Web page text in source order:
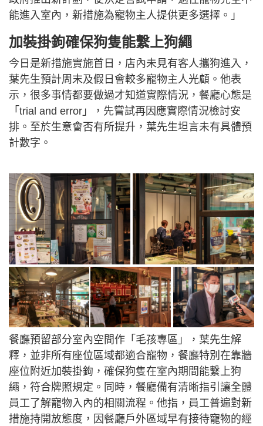
能進入室內，新措施為寵物主人提供更多選擇。」
加裝掛鉤確保狗隻能繫上狗繩
今日是新措施實施首日，店內未見有客人攜狗進入，
葉先生預計周末及假日會較多寵物主人光顧。他表
示，很多事情都要做過才知道實際情況，餐廳心態是
「trial and error」，先嘗試再因應實際情況檢討安
排。至於生意會否有所提升，葉先生坦言未有具體預
計數字。
餐廳預留部分室內空間作「毛孩專區」，葉先生解
釋，並非所有座位區域都適合寵物，餐廳特別在靠牆
座位附近加裝掛鉤，確保狗隻在室內期間能繫上狗
繩，符合牌照規定。同時，餐廳備有清晰指引讓全體
員工了解寵物入內的相關流程。他指，員工普遍對新
措施持開放態度，因餐廳戶外區域早有接待寵物的經